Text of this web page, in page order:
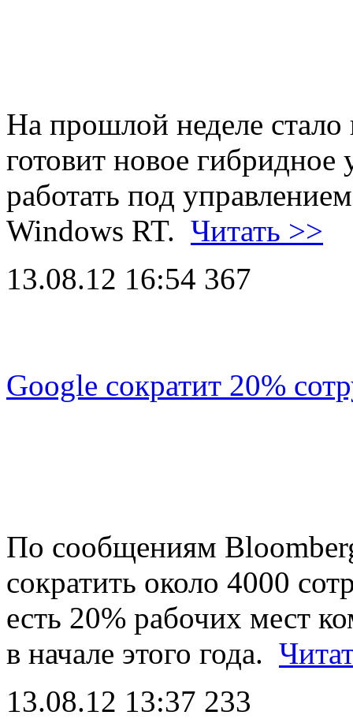
На прошлой неделе
готовит новое гибридное
работать под
Windows RT. Читать >>
13.08.12 16:54 367
Google сократит 20%
По сообщениям
сократить около 4000
есть 20% рабочих мест
в начале этого года.
13.08.12 13:37 233